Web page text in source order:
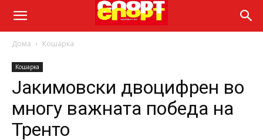
Дома Кошарка
Кошарка
Јакимовски двоцифрен во
многу важната победа на
Тренто